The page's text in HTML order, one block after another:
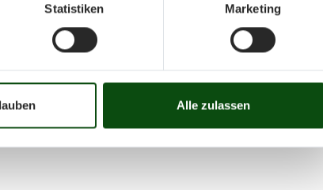
Statistiken Marketing
Alle zulassen
Do Sa
07 08 13 14
21 22 23 24 25 26 27 28 29 30
31